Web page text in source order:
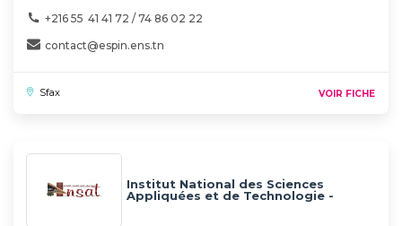
+216 55 41 41 72 / 74 86 02 22
contact@espin.ens.tn
Sfax VOIR FICHE
Institut National des Sciences
Appliquées et de Technologie -